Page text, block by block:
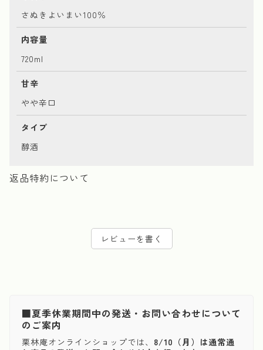
さぬきよいまい100％
内容量
720ml
甘辛
やや辛口
タイプ
醇酒
返品特約について
レビューを書く
■夏季休業期間中の発送・お問い合わせについて
のご案内
栗林庵オンラインショップでは、 8/10（月）は通常通